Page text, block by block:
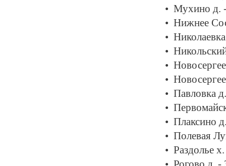
Мухино д.
Нижнее
Павловка
Плаксино
Полевая
Раздолье